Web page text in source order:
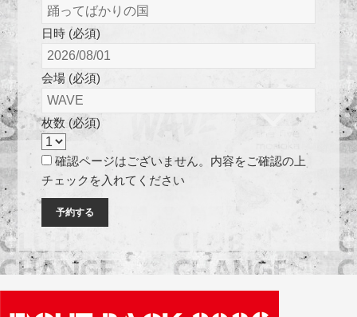
日時 (必須)
会場 (必須)
枚数 (必須)
確認ページはございません。内容をご確認の上
チェックを入れてください